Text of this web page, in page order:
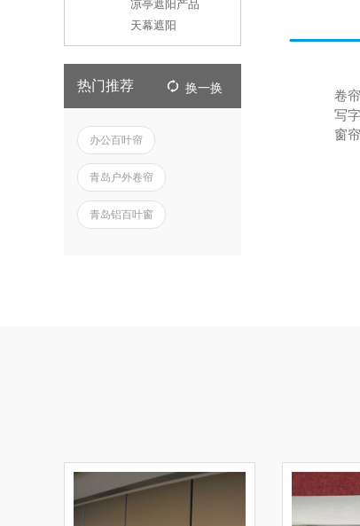
凉亭遮阳产品
天幕遮阳
热门推荐
办公百叶帘
青岛户外卷帘
青岛铝百叶窗
卷
写
窗